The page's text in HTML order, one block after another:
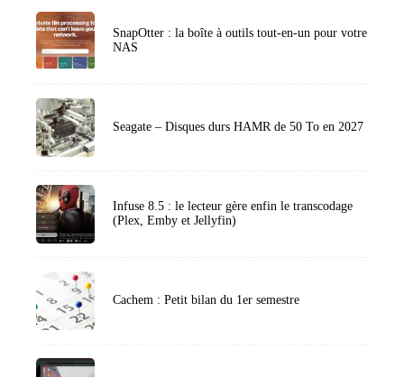
SnapOtter : la boîte à outils tout-en-un pour votre
NAS
Seagate – Disques durs HAMR de 50 To en 2027
Infuse 8.5 : le lecteur gère enfin le transcodage
(Plex, Emby et Jellyfin)
Cachem : Petit bilan du 1er semestre